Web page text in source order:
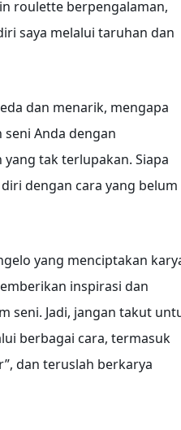
roulette berpengalaman,
saya melalui taruhan dan
dan menarik, mengapa
Anda dengan
tak terlupakan. Siapa
dengan cara yang belum
yang menciptakan
inspirasi dan
seni. Jadi, jangan takut
berbagai cara, termasuk
dan teruslah berkarya